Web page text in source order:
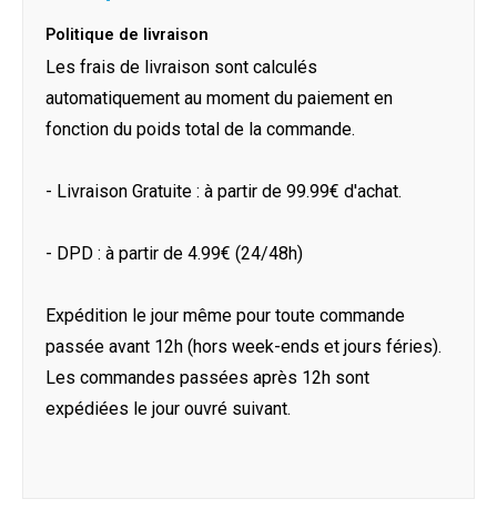
Politique de livraison
Les frais de livraison sont calculés
automatiquement au moment du paiement en
fonction du poids total de la commande.
- Livraison Gratuite : à partir de 99.99€ d'achat.
- DPD : à partir de 4.99€ (24/48h)
Expédition le jour même pour toute commande
passée avant 12h (hors week-ends et jours féries).
Les commandes passées après 12h sont
expédiées le jour ouvré suivant.